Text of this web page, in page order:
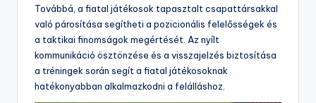
Továbbá, a fiatal játékosok tapasztalt csapattársakkal
való párosítása segítheti a pozicionális felelősségek és
a taktikai finomságok megértését. Az nyílt
kommunikáció ösztönzése és a visszajelzés biztosítása
a tréningek során segít a fiatal játékosoknak
hatékonyabban alkalmazkodni a felálláshoz.